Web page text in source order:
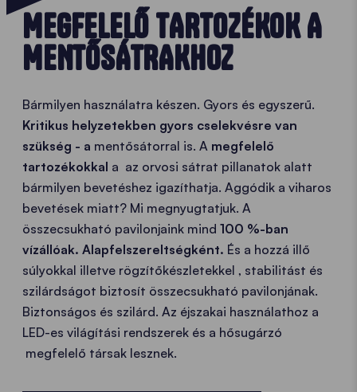
MEGFELELŐ TARTOZÉKOK A
MENTŐSÁTRAKHOZ
Bármilyen használatra készen. Gyors és egyszerű.
Kritikus helyzetekben gyors cselekvésre van
szükség - a mentősátorral is. A megfelelő
tartozékokkal a az orvosi sátrat pillanatok alatt
bármilyen bevetéshez igazíthatja. Aggódik a viharos
bevetések miatt? Mi megnyugtatjuk. A
összecsukható pavilonjaink mind 100 %-ban
vízállóak. Alapfelszereltségként. És a hozzá illő
súlyokkal illetve rögzítőkészletekkel , stabilitást és
szilárdságot biztosít összecsukható pavilonjának.
Biztonságos és szilárd. Az éjszakai használathoz a
LED-es világítási rendszerek és a hősugárzó
megfelelő társak lesznek.